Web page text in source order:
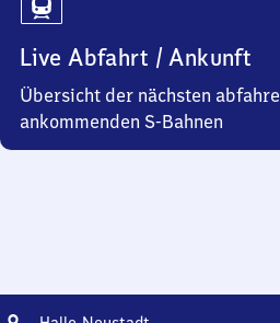
Live Abfahrt / Ankunft
Übersicht der nächsten
ankommenden S-Bahnen